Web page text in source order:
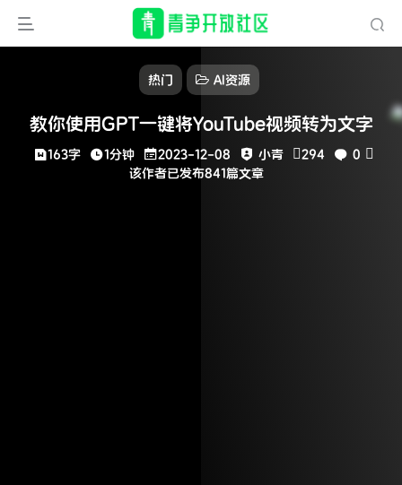
热门 AI资源
教你使用GPT一键将YouTube视频转为文字
163字 1分钟 2023-12-08 小青 294
0
该作者已发布841篇文章